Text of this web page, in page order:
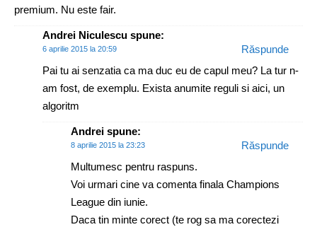
premium. Nu este fair.
Andrei Niculescu spune:
6 aprilie 2015 la 20:59
Pai tu ai senzatia ca ma duc eu de capul meu? La tur n-
am fost, de exemplu. Exista anumite reguli si aici, un
algoritm
Răspunde
Andrei spune:
8 aprilie 2015 la 23:23
Multumesc pentru raspuns.
Voi urmari cine va comenta finala Champions
League din iunie.
Daca tin minte corect (te rog sa ma corectezi
Răspunde